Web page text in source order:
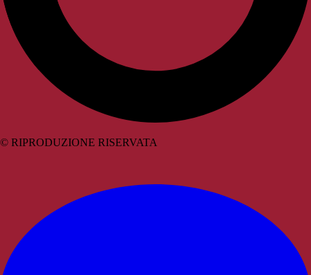
© RIPRODUZIONE RISERVATA